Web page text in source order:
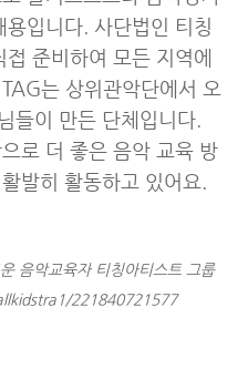
입니다. 사단법인 티칭
준비하여 모든 지역에
는 상위관악단에서 오
들이 만든 단체입니다.
로 더 좋은 음악 교육 방
발히 활동하고 있어요.
음악교육자 티칭아티스트 그룹
221840721577